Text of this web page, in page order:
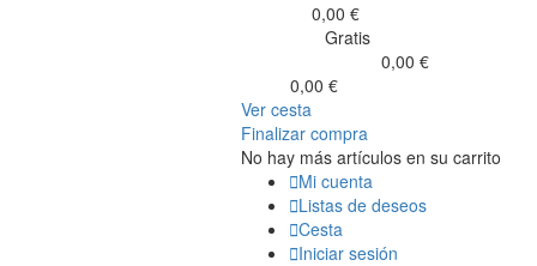
0,00 €
Gratis
0,00 €
0,00 €
Ver cesta
Finalizar compra
No hay más artículos en su carrito
Mi cuenta
Listas de deseos
Cesta
Iniciar sesión